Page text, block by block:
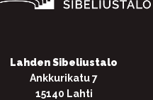
Lahden Sibeliustalo
Ankkurikatu 7
15140 Lahti